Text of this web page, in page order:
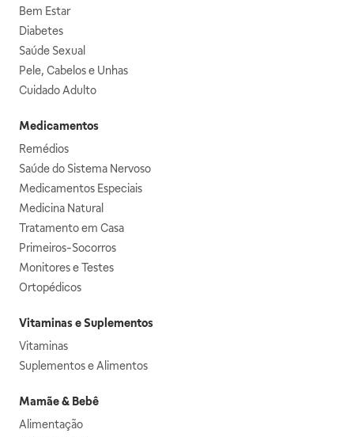
Bem Estar
Diabetes
Saúde Sexual
Pele, Cabelos e Unhas
Cuidado Adulto
Medicamentos
Remédios
Saúde do Sistema Nervoso
Medicamentos Especiais
Medicina Natural
Tratamento em Casa
Primeiros-Socorros
Monitores e Testes
Ortopédicos
Vitaminas e Suplementos
Vitaminas
Suplementos e Alimentos
Mamãe & Bebê
Alimentação